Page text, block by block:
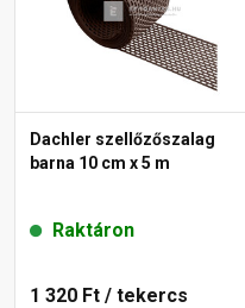
Dachler szellőzőszalag
barna 10 cm x 5 m
Raktáron
1 320 Ft / tekercs